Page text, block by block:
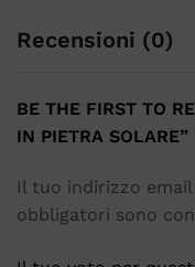
Recensioni (0)
BE THE FIRST TO
IN PIETRA SOLARE”
Il tuo indirizzo
obbligatori sono